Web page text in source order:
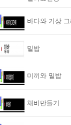
바다와 기상
밑밥
미끼와 밑밥
채비만들기